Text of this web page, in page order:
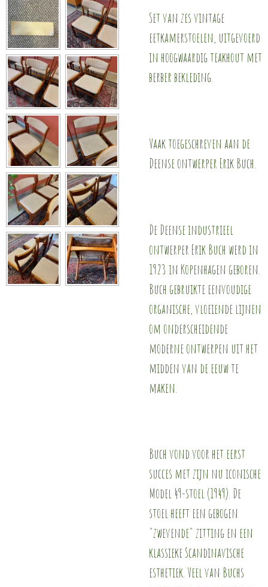
Set van zes vintage
eetkamerstoelen, uitgevoerd
in hoogwaardig teakhout met
berber bekleding.
Vaak toegeschreven aan de
Deense ontwerper Erik Buch.
De Deense industrieel
ontwerper Erik Buch werd in
1923 in Kopenhagen geboren.
Buch gebruikte eenvoudige
organische, vloeiende lijnen
om onderscheidende
moderne ontwerpen uit het
midden van de eeuw te
maken.
Buch vond voor het eerst
succes met zijn nu iconische
Model 49-stoel (1949). De
stoel heeft een gebogen
"zwevende" zitting en een
klassieke Scandinavische
esthetiek. Veel van Buchs